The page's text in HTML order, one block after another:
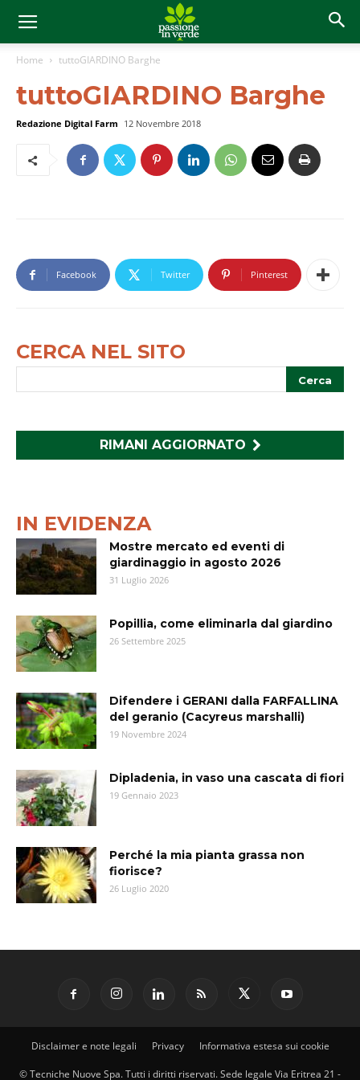
Home tuttoGIARDINO Barghe
tuttoGIARDINO Barghe
Redazione Digital Farm 12 Novembre 2018
Facebook Twitter Pinterest
CERCA NEL SITO
RIMANI AGGIORNATO
IN EVIDENZA
Mostre mercato ed eventi di
giardinaggio in agosto 2026
31 Luglio 2026
Popillia, come eliminarla dal giardino
26 Settembre 2025
Difendere i GERANI dalla FARFALLINA
del geranio (Cacyreus marshalli)
19 Novembre 2024
Dipladenia, in vaso una cascata di fiori
19 Gennaio 2023
Perché la mia pianta grassa non
fiorisce?
26 Luglio 2020
Disclaimer e note legali Privacy Informativa estesa sui cookie
© Tecniche Nuove Spa. Tutti i diritti riservati. Sede legale Via Eritrea 21 -